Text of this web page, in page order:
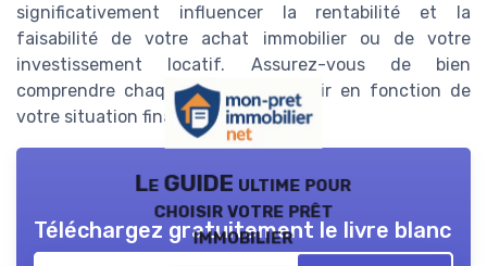
significativement influencer la rentabilité et la
faisabilité de votre achat immobilier ou de votre
investissement locatif. Assurez-vous de bien
comprendre chaque aspect et d'agir en fonction de
votre situation financière spécifique.
Le GUIDE ultime pour
choisir votre prêt
immobilier
Téléchargez gratuitement le livre blanc